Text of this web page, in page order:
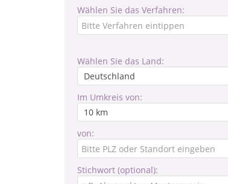
Wählen Sie das Verfahren:
Wählen Sie das Land:
Im Umkreis von:
von:
Stichwort (optional):